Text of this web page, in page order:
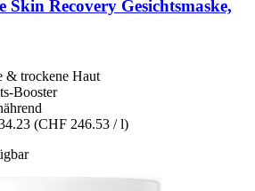
Skin Recovery Gesichtsmaske,
& trockene Haut
Booster
(CHF 246.53 / l)